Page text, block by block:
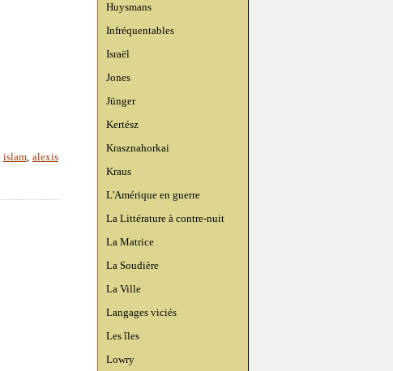
Huysmans
Infréquentables
Israël
Jones
Jünger
Kertész
Krasznahorkai
Kraus
L'Amérique en guerre
La Littérature à contre-nuit
La Matrice
La Soudière
La Ville
Langages viciés
Les îles
Lowry
islam, alexis